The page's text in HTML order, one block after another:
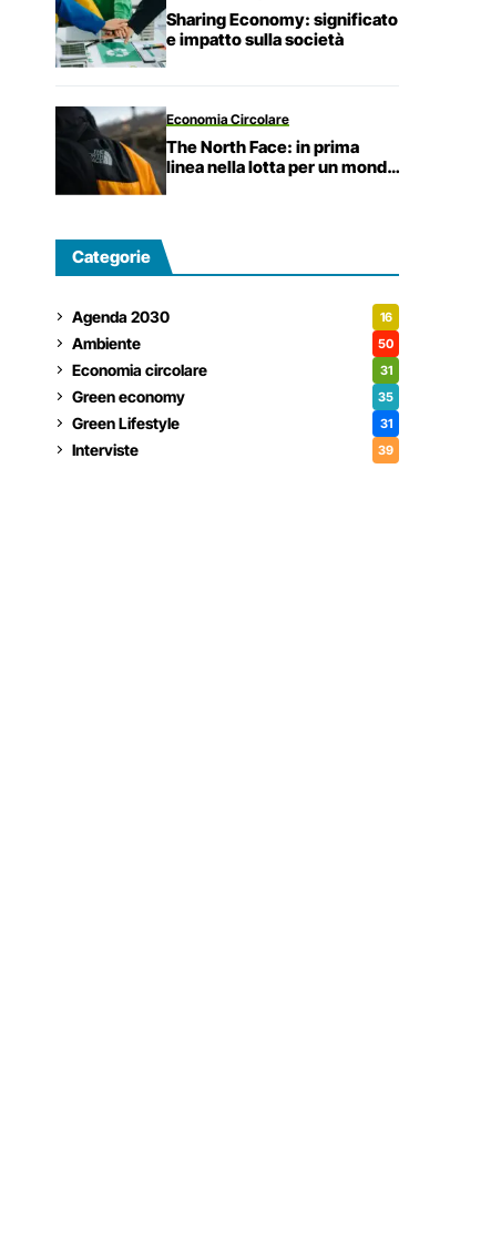
Sharing Economy: significato
e impatto sulla società
Economia Circolare
The North Face: in prima
linea nella lotta per un mondo
Categorie
Agenda 2030 16
Ambiente 50
Economia circolare 31
Green economy 35
Green Lifestyle 31
Interviste 39